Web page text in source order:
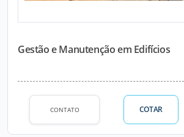
Gestão e Manutenção em Edifícios
CONTATO COTAR